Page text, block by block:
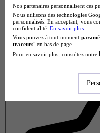
Nos partenaires personnalisent ces
Nous utilisons des technologies
personnalisés. En acceptant, vous
confidentialité. En savoir plus
Vous pouvez à tout moment
traceurs" en bas de page.
Pour en savoir plus, consultez notre